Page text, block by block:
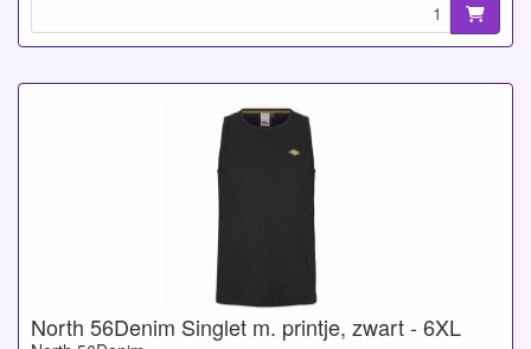
North 56Denim Singlet m. printje, zwart - 6XL